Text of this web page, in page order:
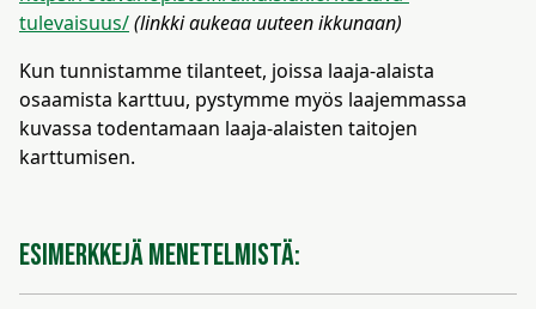
tulevaisuus/(linkki aukeaa uuteen ikkunaan)
Kun tunnistamme tilanteet, joissa laaja-alaista
osaamista karttuu, pystymme myös laajemmassa
kuvassa todentamaan laaja-alaisten taitojen
karttumisen.
Esimerkkejä menetelmistä: